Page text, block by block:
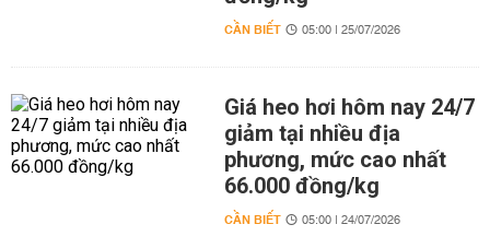
CẦN BIẾT 05:00 | 25/07/2026
Giá heo hơi hôm nay 24/7
giảm tại nhiều địa
phương, mức cao nhất
66.000 đồng/kg
CẦN BIẾT 05:00 | 24/07/2026